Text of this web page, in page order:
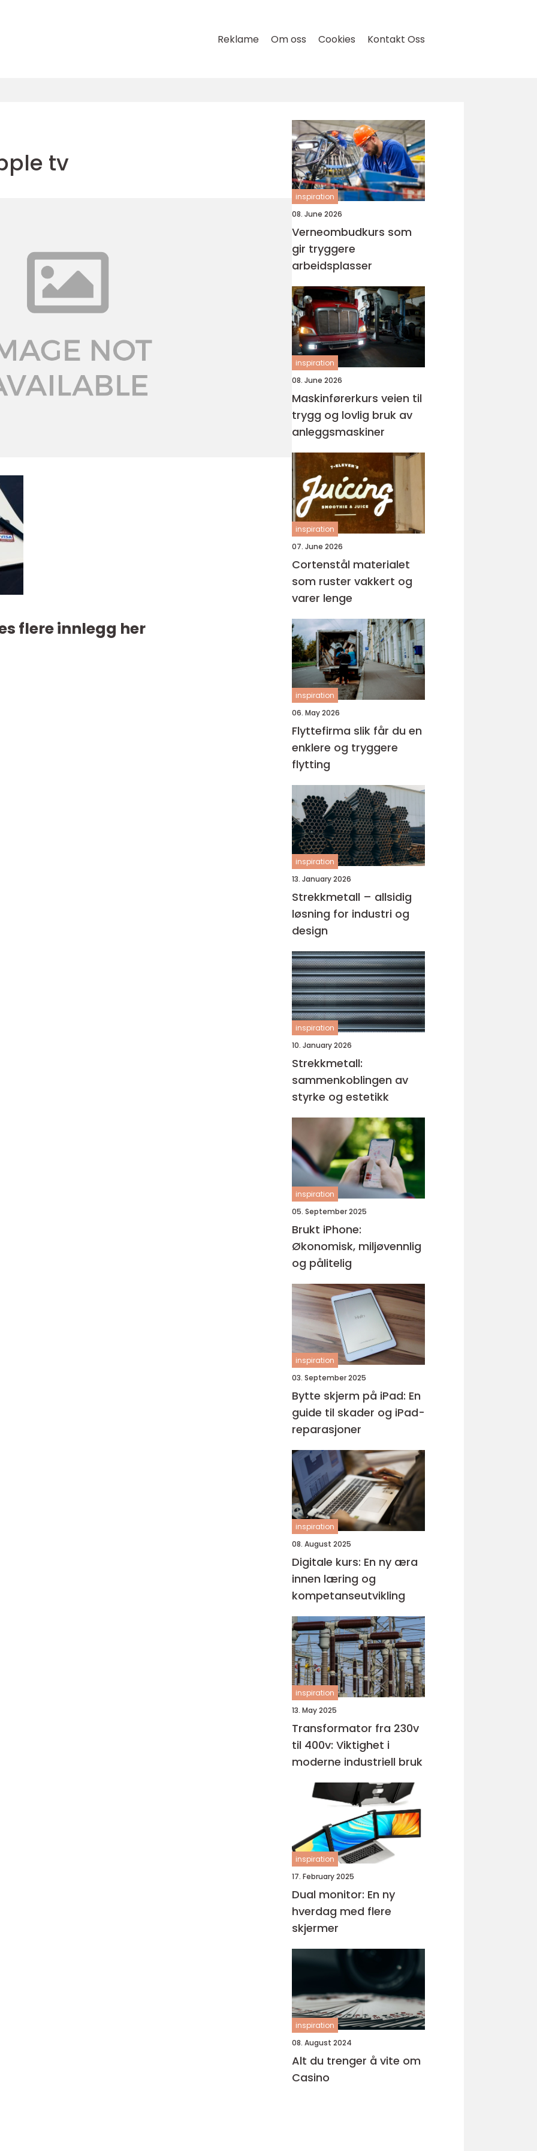
Reklame Om oss Cookies Kontakt Oss
tv
flere innlegg her
inspiration
08. June 2026
Verneombudkurs som
gir tryggere
arbeidsplasser
inspiration
08. June 2026
Maskinførerkurs veien til
trygg og lovlig bruk av
anleggsmaskiner
inspiration
07. June 2026
Cortenstål materialet
som ruster vakkert og
varer lenge
inspiration
06. May 2026
Flyttefirma slik får du en
enklere og tryggere
flytting
inspiration
13. January 2026
Strekkmetall – allsidig
løsning for industri og
design
inspiration
10. January 2026
Strekkmetall:
sammenkoblingen av
styrke og estetikk
inspiration
05. September 2025
Brukt iPhone:
Økonomisk, miljøvennlig
og pålitelig
inspiration
03. September 2025
Bytte skjerm på iPad: En
guide til skader og iPad-
reparasjoner
inspiration
08. August 2025
Digitale kurs: En ny æra
innen læring og
kompetanseutvikling
inspiration
13. May 2025
Transformator fra 230v
til 400v: Viktighet i
moderne industriell bruk
inspiration
17. February 2025
Dual monitor: En ny
hverdag med flere
skjermer
inspiration
08. August 2024
Alt du trenger å vite om
Casino